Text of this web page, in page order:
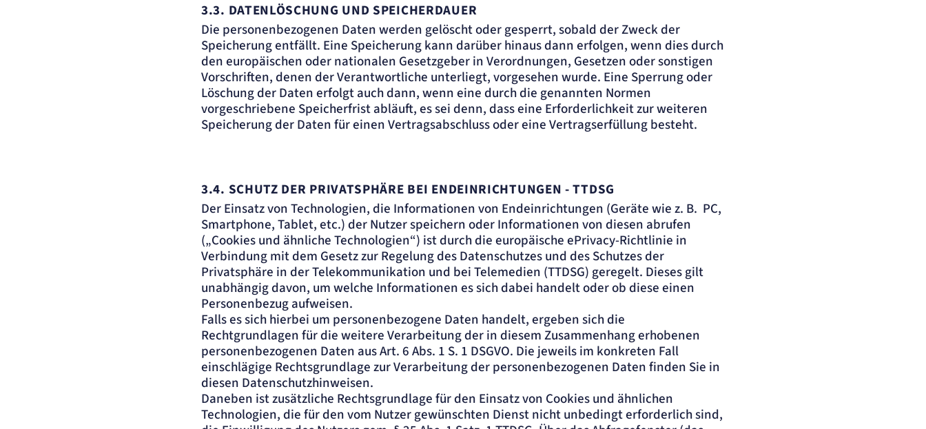
3.3. DATENLÖSCHUNG UND SPEICHERDAUER
Die personenbezogenen Daten werden gelöscht oder gesperrt, sobald der Zweck der
Speicherung entfällt. Eine Speicherung kann darüber hinaus dann erfolgen, wenn dies durch
den europäischen oder nationalen Gesetzgeber in Verordnungen, Gesetzen oder sonstigen
Vorschriften, denen der Verantwortliche unterliegt, vorgesehen wurde. Eine Sperrung oder
Löschung der Daten erfolgt auch dann, wenn eine durch die genannten Normen
vorgeschriebene Speicherfrist abläuft, es sei denn, dass eine Erforderlichkeit zur weiteren
Speicherung der Daten für einen Vertragsabschluss oder eine Vertragserfüllung besteht.
3.4. SCHUTZ DER PRIVATSPHÄRE BEI ENDEINRICHTUNGEN - TTDSG
Der Einsatz von Technologien, die Informationen von Endeinrichtungen (Geräte wie z. B. PC,
Smartphone, Tablet, etc.) der Nutzer speichern oder Informationen von diesen abrufen
(„Cookies und ähnliche Technologien“) ist durch die europäische ePrivacy-Richtlinie in
Verbindung mit dem Gesetz zur Regelung des Datenschutzes und des Schutzes der
Privatsphäre in der Telekommunikation und bei Telemedien (TTDSG) geregelt. Dieses gilt
unabhängig davon, um welche Informationen es sich dabei handelt oder ob diese einen
Personenbezug aufweisen.
Falls es sich hierbei um personenbezogene Daten handelt, ergeben sich die
Rechtgrundlagen für die weitere Verarbeitung der in diesem Zusammenhang erhobenen
personenbezogenen Daten aus Art. 6 Abs. 1 S. 1 DSGVO. Die jeweils im konkreten Fall
einschlägige Rechtsgrundlage zur Verarbeitung der personenbezogenen Daten finden Sie in
diesen Datenschutzhinweisen.
Daneben ist zusätzliche Rechtsgrundlage für den Einsatz von Cookies und ähnlichen
Technologien, die für den vom Nutzer gewünschten Dienst nicht unbedingt erforderlich sind,